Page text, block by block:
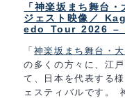
「神楽坂まち舞台
ジェスト映像／
edo Tour 2026 –
「 神楽坂まち舞台・
の多くの方々に、江
て、日本を代表する
ェスティバルです。